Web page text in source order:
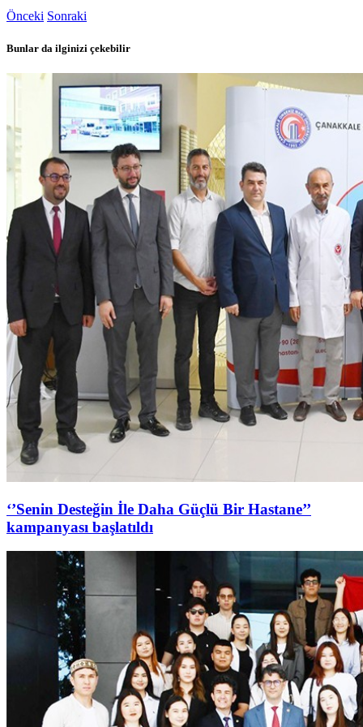
Önceki Sonraki
Bunlar da ilginizi çekebilir
‘’Senin Desteğin İle Daha Güçlü Bir Hastane’’
kampanyası başlatıldı